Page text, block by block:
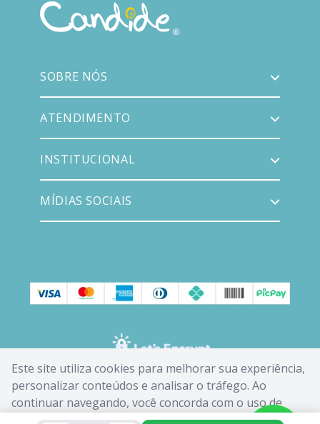
Este site utiliza cookies para melhorar sua experiência,
personalizar conteúdos e analisar o tráfego. Ao
continuar navegando, você concorda com o uso de
cookies. Saiba mais em nossaPolítica de Cookies.
SOBRE NÓS
ATENDIMENTO
INSTITUCIONAL
MÍDIAS SOCIAIS